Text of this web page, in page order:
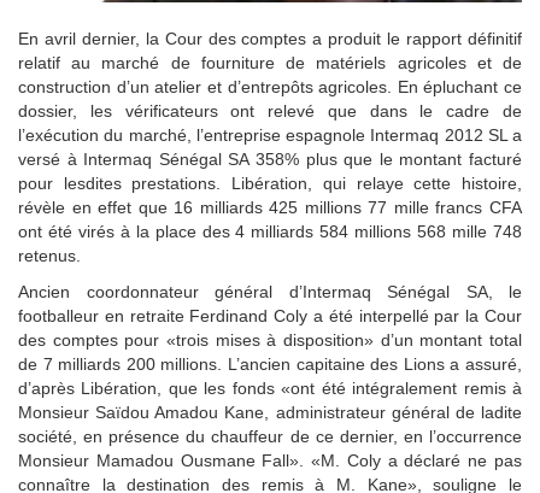
En avril dernier, la Cour des comptes a produit le rapport définitif
relatif au marché de fourniture de matériels agricoles et de
construction d’un atelier et d’entrepôts agricoles. En épluchant ce
dossier, les vérificateurs ont relevé que dans le cadre de
l’exécution du marché, l’entreprise espagnole Intermaq 2012 SL a
versé à Intermaq Sénégal SA 358% plus que le montant facturé
pour lesdites prestations. Libération, qui relaye cette histoire,
révèle en effet que 16 milliards 425 millions 77 mille francs CFA
ont été virés à la place des 4 milliards 584 millions 568 mille 748
retenus.
Ancien coordonnateur général d’Intermaq Sénégal SA, le
footballeur en retraite Ferdinand Coly a été interpellé par la Cour
des comptes pour «trois mises à disposition» d’un montant total
de 7 milliards 200 millions. L’ancien capitaine des Lions a assuré,
d’après Libération, que les fonds «ont été intégralement remis à
Monsieur Saïdou Amadou Kane, administrateur général de ladite
société, en présence du chauffeur de ce dernier, en l’occurrence
Monsieur Mamadou Ousmane Fall». «M. Coly a déclaré ne pas
connaître la destination des remis à M. Kane», souligne le